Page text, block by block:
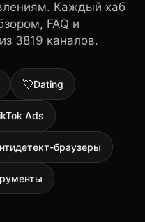
Каждый хаб
FAQ и
3819 каналов.
💘Dating
Ads
браузеры